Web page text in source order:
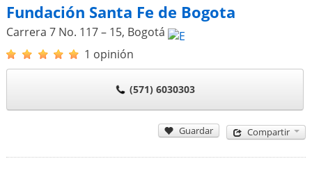
Fundación Santa Fe de Bogota
Carrera 7 No. 117 – 15, Bogotá
1 opinión
(571) 6030303
Guardar Compartir